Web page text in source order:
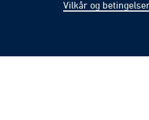
Vilkår og